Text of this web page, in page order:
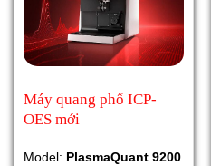
Máy quang phổ ICP-
OES mới
Model: PlasmaQuant 9200